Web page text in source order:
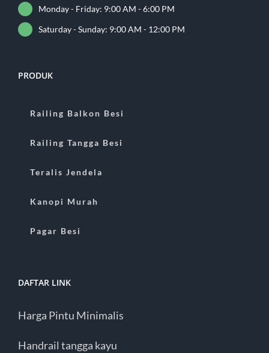
Monday - Friday: 9:00 AM - 6:00 PM
Saturday - Sunday: 9:00 AM - 12:00 PM
PRODUK
Railing Balkon Besi
Railing Tangga Besi
Teralis Jendela
Kanopi Murah
Pagar Besi
DAFTAR LINK
Harga Pintu Minimalis
Handrail tangga kayu